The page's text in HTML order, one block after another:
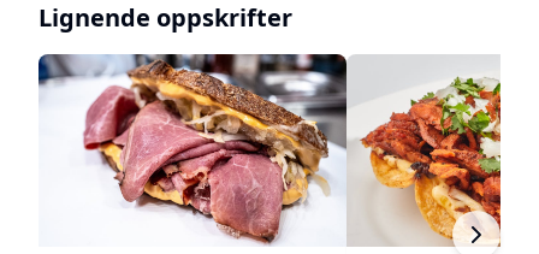
Lignende oppskrifter